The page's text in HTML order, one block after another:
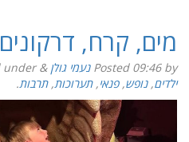
מים, קרח, דרקונים
Posted 09:46by נעמי גולן &
filed under
ילדים,נופש,פנאי,תערוכות,תרבות.